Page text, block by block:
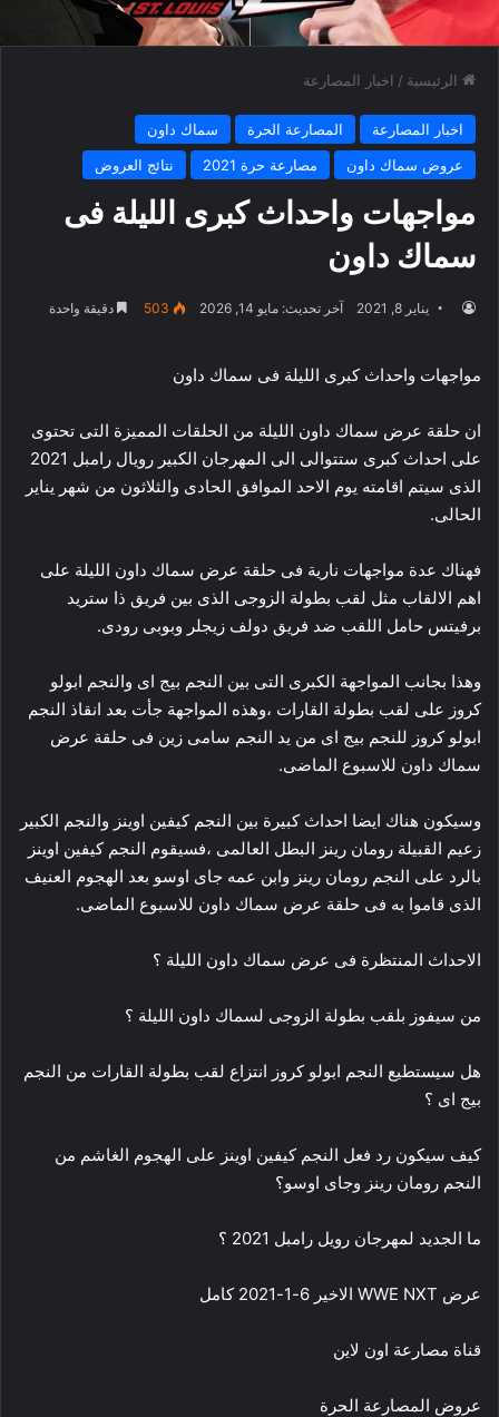
الرئيسية / اخبار المصارعة
اخبار المصارعة المصارعة الحرة
سماك داون
عروض سماك داون
مصارعة حرة 2021 نتائج العروض
مواجهات واحداث كبرى الليلة فى
سماك داون
يناير 8, 2021 آخر تحديث: مايو 14, 2026 503 دقيقة واحدة
مواجهات واحداث كبرى الليلة فى سماك داون
ان حلقة عرض سماك داون الليلة من الحلقات المميزة التى تحتوى
على احداث كبرى ستتوالى الى المهرجان الكبير رويال رامبل 2021
الذى سيتم اقامته يوم الاحد الموافق الحادى والثلاثون من شهر يناير
الحالى.
فهناك عدة مواجهات نارية فى حلقة عرض سماك داون الليلة على
اهم الالقاب مثل لقب بطولة الزوجى الذى بين فريق ذا ستريد
برفيتس حامل اللقب ضد فريق دولف زيجلر وبوبى رودى.
وهذا بجانب المواجهة الكبرى التى بين النجم بيج اى والنجم ابولو
كروز على لقب بطولة القارات ،وهذه المواجهة جأت بعد انقاذ النجم
ابولو كروز للنجم بيج اى من يد النجم سامى زين فى حلقة عرض
سماك داون للاسبوع الماضى.
وسيكون هناك ايضا احداث كبيرة بين النجم كيفين اوينز والنجم الكبير
زعيم القبيلة رومان رينز البطل العالمى ،فسيقوم النجم كيفين اوينز
بالرد على النجم رومان رينز وابن عمه جاى اوسو بعد الهجوم العنيف
الذى قاموا به فى حلقة عرض سماك داون للاسبوع الماضى.
الاحداث المنتظرة فى عرض سماك داون الليلة ؟
من سيفوز بلقب بطولة الزوجى لسماك داون الليلة ؟
هل سيستطيع النجم ابولو كروز انتزاع لقب بطولة القارات من النجم
بيج اى ؟
كيف سيكون رد فعل النجم كيفين اوينز على الهجوم الغاشم من
النجم رومان رينز وجاى اوسو؟
ما الجديد لمهرجان رويل رامبل 2021 ؟
عرض WWE NXT الاخير 6-1-2021 كامل
قناة مصارعة اون لاين
عروض المصارعة الحرة